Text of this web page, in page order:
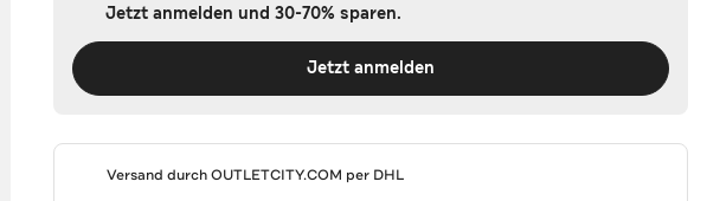
Jetzt anmelden und 30-70% sparen.
Jetzt anmelden
Versand durchOUTLETCITY.COM per DHL